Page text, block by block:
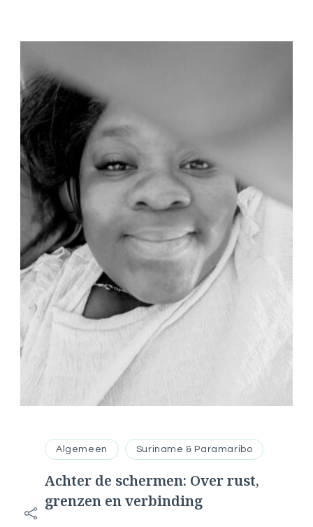
Algemeen Suriname & Paramaribo
Achter de schermen: Over rust,
grenzen en verbinding